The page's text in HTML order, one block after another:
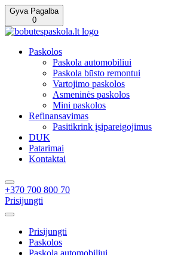
Gyva Pagalba
0
Paskolos
Paskola automobiliui
Paskola būsto remontui
Vartojimo paskolos
Asmeninės paskolos
Mini paskolos
Refinansavimas
Pasitikrink įsipareigojimus
DUK
Patarimai
Kontaktai
+370 700 800 70
Prisijungti
Prisijungti
Paskolos
Paskola automobiliui